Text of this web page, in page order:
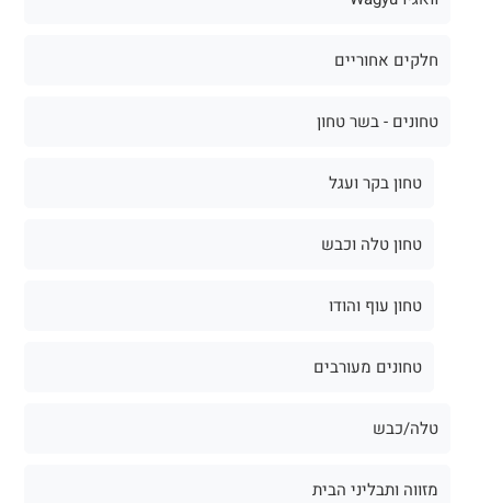
חלקים אחוריים
טחונים - בשר טחון
טחון בקר ועגל
טחון טלה וכבש
טחון עוף והודו
טחונים מעורבים
טלה/כבש
מזווה ותבליני הבית